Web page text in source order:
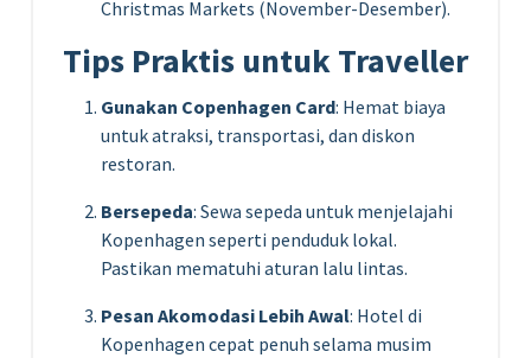
Christmas Markets (November-Desember).
Tips Praktis untuk Traveller
Gunakan Copenhagen Card: Hemat biaya
untuk atraksi, transportasi, dan diskon
restoran.
Bersepeda: Sewa sepeda untuk menjelajahi
Kopenhagen seperti penduduk lokal.
Pastikan mematuhi aturan lalu lintas.
Pesan Akomodasi Lebih Awal: Hotel di
Kopenhagen cepat penuh selama musim